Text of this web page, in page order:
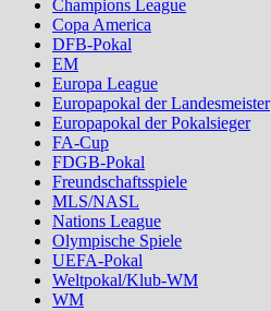
Champions League
Copa America
DFB-Pokal
EM
Europa League
Europapokal der Landesmeister
Europapokal der Pokalsieger
FA-Cup
FDGB-Pokal
Freundschaftsspiele
MLS/NASL
Nations League
Olympische Spiele
UEFA-Pokal
Weltpokal/Klub-WM
WM